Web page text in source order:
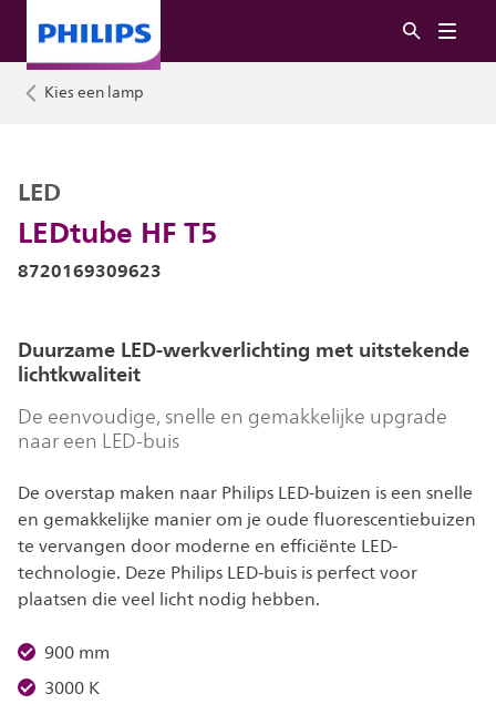
Kies een lamp
LEDtube HF T5
LED
8720169309623
Duurzame LED-werkverlichting met uitstekende
lichtkwaliteit
De eenvoudige, snelle en gemakkelijke upgrade
naar een LED-buis
De overstap maken naar Philips LED-buizen is een snelle
en gemakkelijke manier om je oude fluorescentiebuizen
te vervangen door moderne en efficiënte LED-
technologie. Deze Philips LED-buis is perfect voor
plaatsen die veel licht nodig hebben.
900 mm
3000 K